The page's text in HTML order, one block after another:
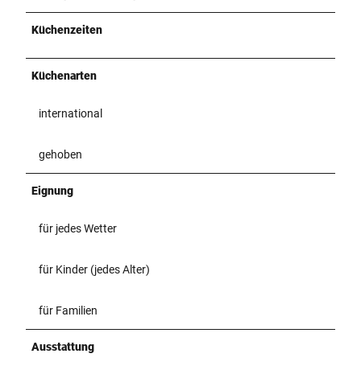
Küchenzeiten
Küchenarten
international
gehoben
Eignung
für jedes Wetter
für Kinder (jedes Alter)
für Familien
Ausstattung